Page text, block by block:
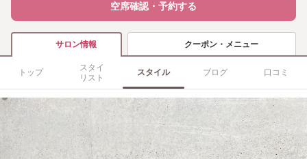
空席確認・予約する
サロン情報 クーポン・メニュー
トップ
スタイ
リスト
スタイル ブログ 口コミ